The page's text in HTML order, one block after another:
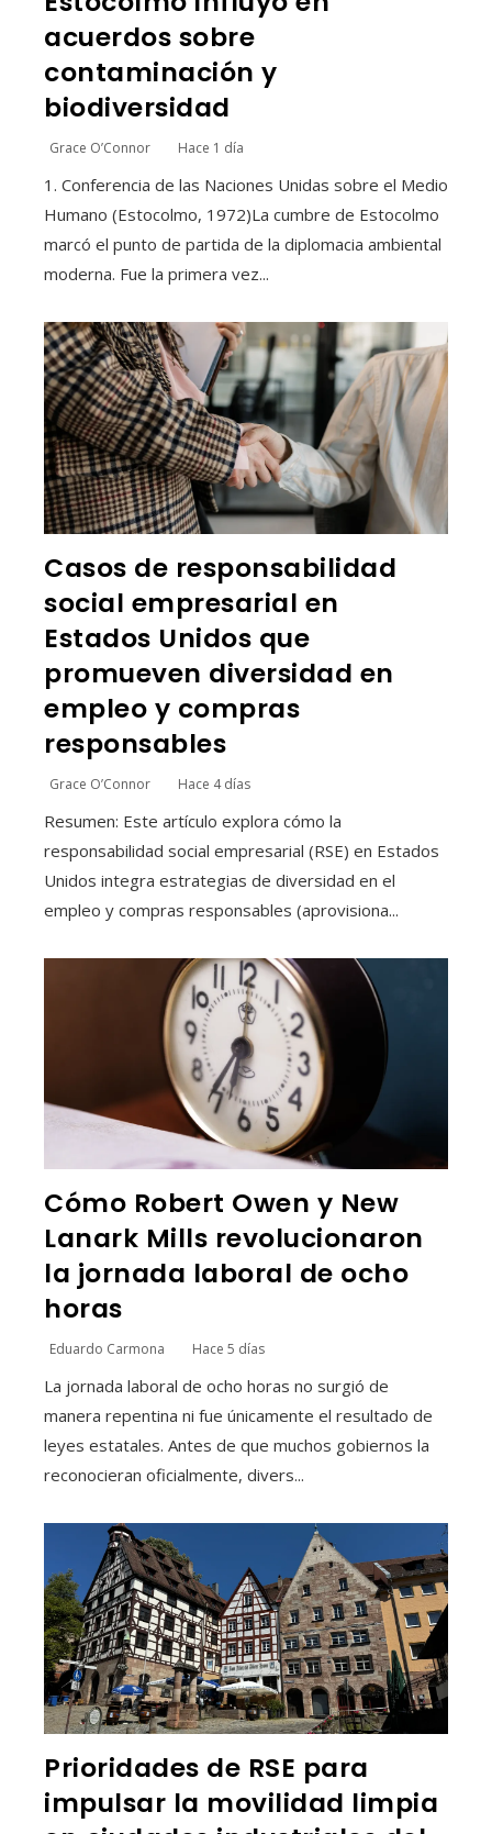
acuerdos sobre
contaminación y
biodiversidad
Grace O’Connor Hace 1 día
1. Conferencia de las Naciones Unidas sobre el Medio
Humano (Estocolmo, 1972)La cumbre de Estocolmo
marcó el punto de partida de la diplomacia ambiental
moderna. Fue la primera vez...
Casos de responsabilidad
social empresarial en
Estados Unidos que
promueven diversidad en
empleo y compras
responsables
Grace O’Connor Hace 4 días
Resumen: Este artículo explora cómo la
responsabilidad social empresarial (RSE) en Estados
Unidos integra estrategias de diversidad en el
empleo y compras responsables (aprovisiona...
Cómo Robert Owen y New
Lanark Mills revolucionaron
la jornada laboral de ocho
horas
Eduardo Carmona Hace 5 días
La jornada laboral de ocho horas no surgió de
manera repentina ni fue únicamente el resultado de
leyes estatales. Antes de que muchos gobiernos la
reconocieran oficialmente, divers...
Prioridades de RSE para
impulsar la movilidad limpia